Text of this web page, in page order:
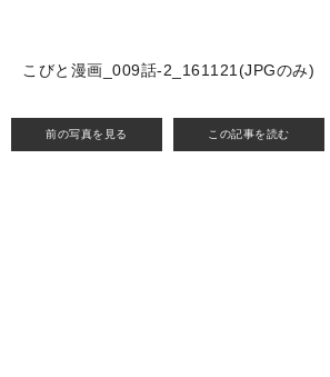
前の写真を見る この記事を読む
こびと漫画_009話-2_161121(JPGのみ)